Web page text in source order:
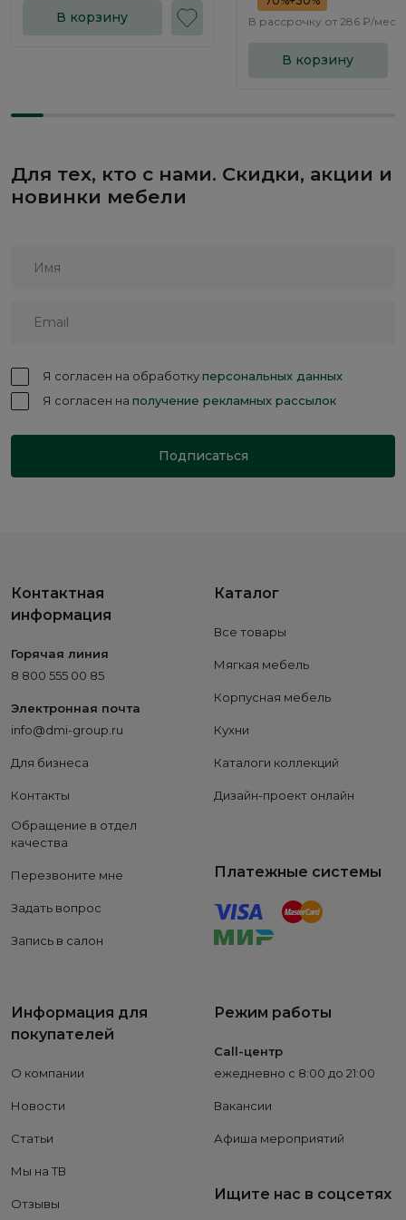
В корзину
В рассрочку от 286 ₽/
В корзину
Для тех, кто с нами. Скидки, акции и
новинки мебели
Я согласен на обработкуперсональных данных
Я согласен на получение рекламных рассылок
Подписаться
Контактная
информация
Горячая линия
8 800 555 00 85
Электронная почта
info@dmi-group.ru
Для бизнеса
Контакты
Обращение в отдел
качества
Перезвоните мне
Задать вопрос
Запись в салон
Каталог
Все товары
Мягкая мебель
Корпусная мебель
Кухни
Каталоги коллекций
Дизайн-проект онлайн
Платежные системы
Информация для
покупателей
О компании
Новости
Статьи
Мы на ТВ
Отзывы
Режим работы
Call-центр
ежедневно с 8:00 до 21:00
Вакансии
Афиша мероприятий
Ищите нас в соцсетях